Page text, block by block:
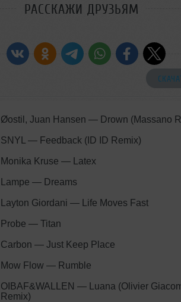
РАССКАЖИ ДРУЗЬЯМ
Øostil, Juan Hansen — Drown (Massano
SNYL — Feedback (ID ID Remix)
Monika Kruse — Latex
Lampe — Dreams
Layton Giordani — Life Moves Fast
Probe — Titan
Carbon — Just Keep Place
Mow Flow — Rumble
OIBAF&WALLEN — Luana (Olivier
Remix)